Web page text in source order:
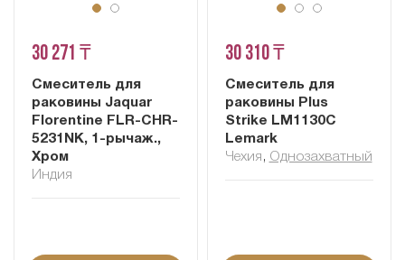
30 271 ₸
Смеситель для
раковины Jaquar
Florentine FLR-CHR-
5231NK, 1-рычаж.,
Хром
Индия
30 310 ₸
Смеситель для
раковины Plus
Strike LM1130C
Lemark
Чехия , Однозахватный